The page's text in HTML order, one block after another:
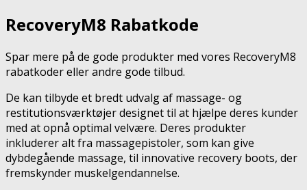
RecoveryM8 Rabatkode
Spar mere på de gode produkter med vores RecoveryM8
rabatkoder eller andre gode tilbud.
De kan tilbyde et bredt udvalg af massage- og
restitutionsværktøjer designet til at hjælpe deres kunder
med at opnå optimal velvære. Deres produkter
inkluderer alt fra massagepistoler, som kan give
dybdegående massage, til innovative recovery boots, der
fremskynder muskelgendannelse.